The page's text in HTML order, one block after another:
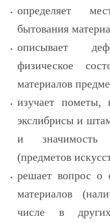
определяет
бытования
описывает
физическое
материалов
изучает пометы,
экслибрисы и
и значимость
(предметов
решает вопрос о
материалов
числе в других